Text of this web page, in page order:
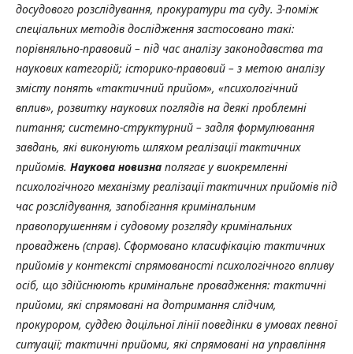
досудового розслідування, прокуратури та суду. З-поміж
спеціальних методів дослідження застосовано такі:
порівняльно-правовий – під час аналізу законодавства та
наукових категорій; історико-правовий – з метою аналізу
змісту понять «тактичний прийом», «психологічний
вплив», розвитку наукових поглядів на деякі проблемні
питання; системно-структурний – задля формулювання
завдань, які виконують шляхом реалізації тактичних
прийомів. Наукова новизна полягає у виокремленні
психологічного механізму реалізації тактичних прийомів під
час розслідування, запобігання кримінальним
правопорушенням і судовому розгляду кримінальних
проваджень (справ). Сформовано класифікацію тактичних
прийомів у контексті спрямованості психологічного впливу
осіб, що здійснюють кримінальне провадження: тактичні
прийоми, які спрямовані на дотримання слідчим,
прокурором, суддею доцільної лінії поведінки в умовах певної
ситуації; тактичні прийоми, які спрямовані на управління